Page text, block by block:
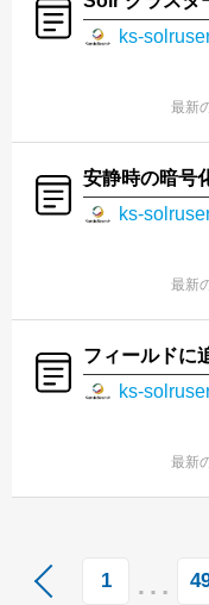
ks-
最新
安静時の暗号
ks-
最新
フィールドに
ks-
最新
1 …